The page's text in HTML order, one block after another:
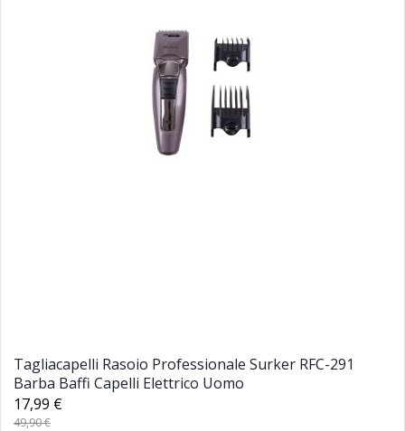
Tagliacapelli Rasoio Professionale Surker RFC-291
Barba Baffi Capelli Elettrico Uomo
17,99 €
49,90 €